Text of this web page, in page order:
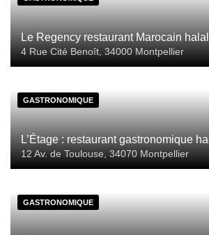
Le Regency restaurant Marocain
4 Rue Cité Benoît, 34000 Montpellier
GASTRONOMIQUE
L’Étage : restaurant gastronomique
12 Av. de Toulouse, 34070 Montpellier
GASTRONOMIQUE